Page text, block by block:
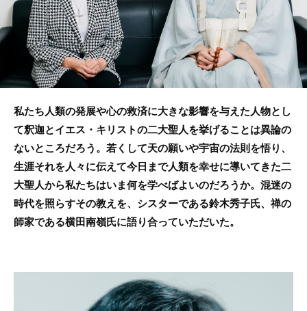
私たち人類の発展や心の救済に大きな影響を与えた人物とし
て釈迦とイエス・キリストの二大聖人を挙げることは異論の
ないところだろう。若くして天の願いや宇宙の法則を悟り、
生涯それを人々に伝えて今日まで人類を幸せに導いてきた二
大聖人から私たちはいま何を学べばよいのだろうか。混迷の
時代を照らすその教えを、シスターである鈴木秀子氏、禅の
師家である横田南嶺氏に語り合っていただいた。